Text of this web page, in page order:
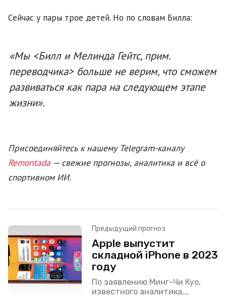
Сейчас у пары трое детей. Но по словам Билла:
«Мы <Билл и Мелинда Гейтс, прим.
переводчика>больше не верим, что сможем
развиваться как пара на следующем этапе
жизни».
Присоединяйтесь к нашему Telegram-каналу
Remontada — свежие прогнозы, аналитика и всё о
спортивном ИИ.
Предыдущий прогноз
Apple выпустит
складной iPhone в 2023
году
По заявлению Минг-Чи Куо,
известного аналитика,